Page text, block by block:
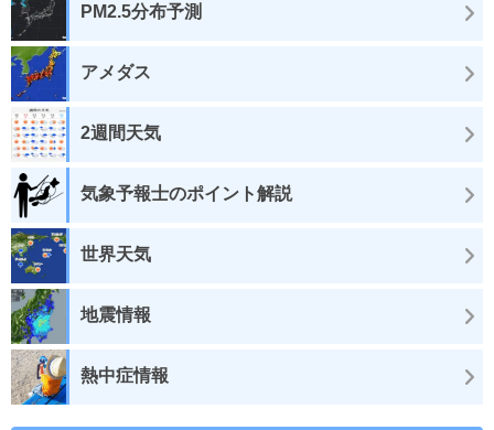
PM2.5分布予測
アメダス
2週間天気
気象予報士のポイント解説
世界天気
地震情報
熱中症情報